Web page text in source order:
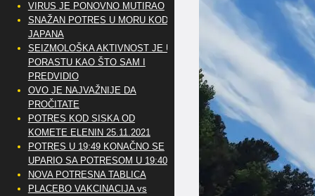
VIRUS JE PONOVNO MUTIRAO
SNAŽAN POTRES U MORU KOD
JAPANA
SEIZMOLOŠKA AKTIVNOST JE U
PORASTU KAO ŠTO SAM I
PREDVIDIO
OVO JE NAJVAŽNIJE DA
PROČITATE
POTRES KOD SISKA OD
KOMETE ELENIN 25.11.2021
POTRES U 19:49 KONAČNO SE
UPARIO SA POTRESOM U 19:40
NOVA POTRESNA TABLICA
PLACEBO VAKCINACIJA vs